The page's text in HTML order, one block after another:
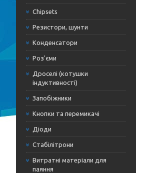
Chipsets
Резистори, шунти
Конденсатори
Роз'єми
Дроселі (котушки
індуктивності)
Запобіжники
Кнопки та перемикачі
Діоди
Стабілітрони
Витратні матеріали для
паяння